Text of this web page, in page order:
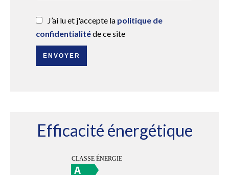
J’ai lu et j'accepte la politique de
confidentialitéde ce site
ENVOYER
Efficacité énergétique